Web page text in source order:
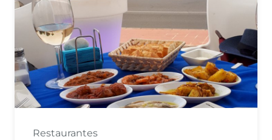
Restaurantes